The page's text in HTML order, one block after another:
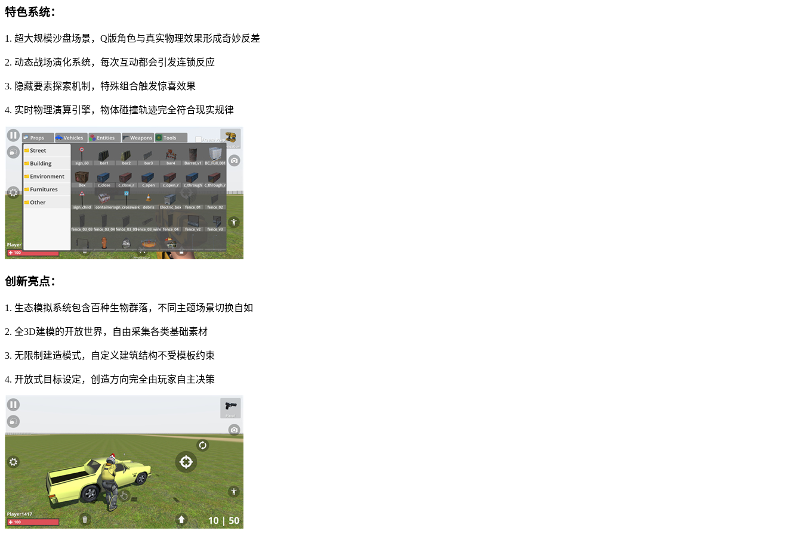
特色系统：
1. 超大规模沙盘场景，Q版角色与真实物理效果形成奇妙反差
2. 动态战场演化系统，每次互动都会引发连锁反应
3. 隐藏要素探索机制，特殊组合触发惊喜效果
4. 实时物理演算引擎，物体碰撞轨迹完全符合现实规律
创新亮点：
1. 生态模拟系统包含百种生物群落，不同主题场景切换自如
2. 全3D建模的开放世界，自由采集各类基础素材
3. 无限制建造模式，自定义建筑结构不受模板约束
4. 开放式目标设定，创造方向完全由玩家自主决策